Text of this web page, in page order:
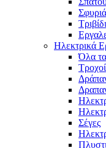
Ηλεκτρικά
Όλα
Τροχοί
Σέγες